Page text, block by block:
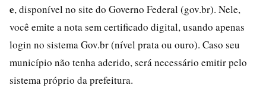
e, disponível no site do Governo Federal (gov.br). Nele,
você emite a nota sem certificado digital, usando apenas
login no sistema Gov.br (nível prata ou ouro). Caso seu
município não tenha aderido, será necessário emitir pelo
sistema próprio da prefeitura.